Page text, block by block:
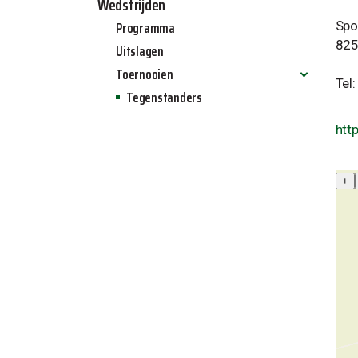
+
Programma
Uitslagen
Toernooien
Allinq jeugdtoernooi 2024
Tegenstanders